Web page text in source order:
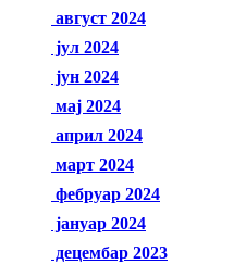
август 2024
јул 2024
јун 2024
мај 2024
април 2024
март 2024
фебруар 2024
јануар 2024
децембар 2023